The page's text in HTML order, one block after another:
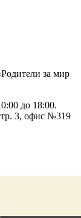
за мир
до 18:00.
3, офис №319